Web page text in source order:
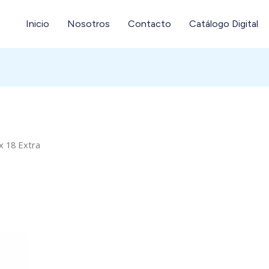
Inicio Nosotros Contacto Catálogo Digital
18 Extra